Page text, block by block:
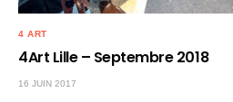
4 ART
4Art Lille – Septembre 2018
16 JUIN 2017